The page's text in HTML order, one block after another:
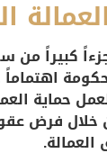
كبيراً من
اهتماماً
حماية
خلال فرض